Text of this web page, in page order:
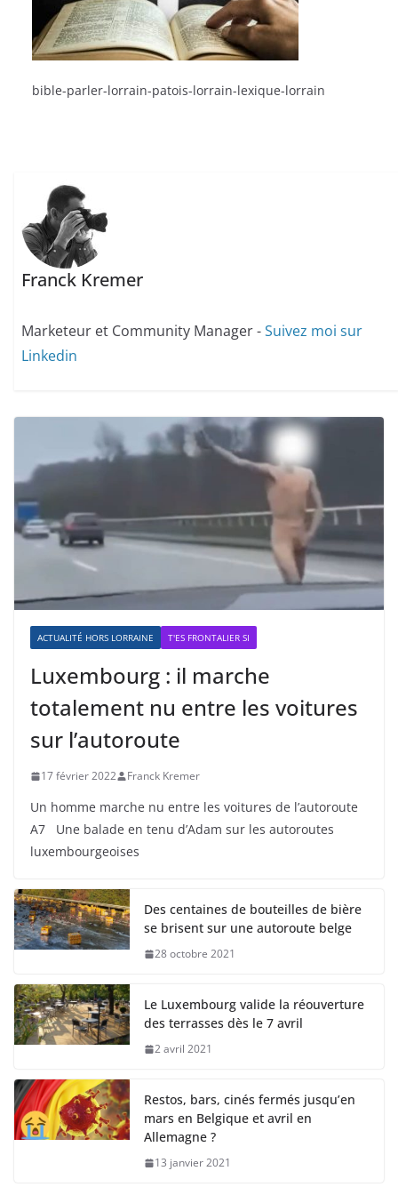
bible-parler-lorrain-patois-lorrain-lexique-lorrain
Franck Kremer
Marketeur et Community Manager -Suivez moi sur
Linkedin
ACTUALITÉ HORS LORRAINE T'ES FRONTALIER SI
Luxembourg : il marche
totalement nu entre les voitures
sur l’autoroute
17 février 2022 Franck Kremer
Un homme marche nu entre les voitures de l’autoroute
A7 Une balade en tenu d’Adam sur les autoroutes
luxembourgeoises
Des centaines de bouteilles de bière
se brisent sur une autoroute belge
28 octobre 2021
Le Luxembourg valide la réouverture
des terrasses dès le 7 avril
2 avril 2021
Restos, bars, cinés fermés jusqu’en
mars en Belgique et avril en
Allemagne ?
13 janvier 2021